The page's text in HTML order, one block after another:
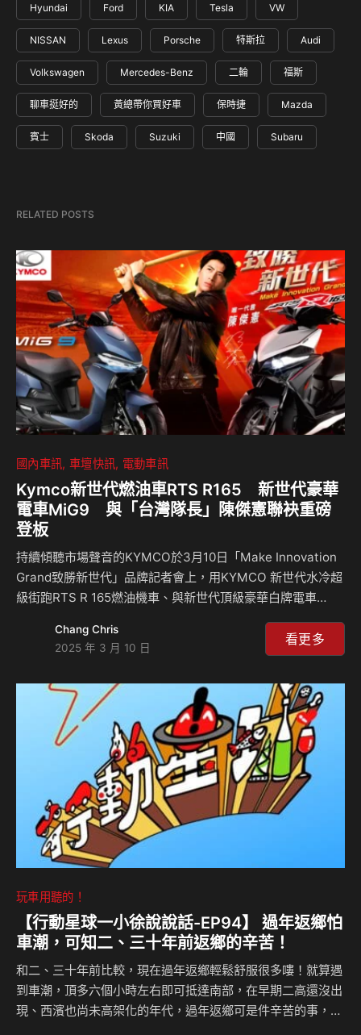
Hyundai Ford KIA Tesla VW
NISSAN Lexus Porsche 特斯拉 Audi
Volkswagen Mercedes-Benz 二輪 福斯
聊車挺好的 黃總帶你買好車 保時捷 Mazda
賓士 Skoda Suzuki 中國 Subaru
RELATED POSTS
國內車訊 車壇快訊 電動車訊
Kymco新世代燃油車RTS R165 新世代豪華
電車MiG9 與「台灣隊長」陳傑憲聯袂重磅
登板
持續傾聽市場聲音的KYMCO於3月10日「Make Innovation
Grand致勝新世代」品牌記者會上，用KYMCO 新世代水冷超
級街跑RTS R 165燃油機車、與新世代頂級豪華白牌電車
隊長」陳傑憲，以勇往直前、無懼挑戰的精神，致力重新定義
未來KYMCO「油電並重」的「致勝新世代」。 光陽集團董事
以『新世代』電車的姿態，展現KYMCO對極致性能、獨特設
計、駕馭快感的終極追求。KYMCO『致勝新世代』RTS R
165，以『新世代』油車的氣勢，引領RTS 1…
Chang Chris
2025 年 3 月 10 日
看更多
玩車用聽的！
【行動星球⼀小徐說說話-EP94】 過年返鄉怕
車潮，可知二、三十年前返鄉的辛苦！
和二、三十年前比較，現在過年返鄉輕鬆舒服很多嘍！就算遇
到車潮，頂多六個小時左右即可抵達南部，在早期二高還沒出
現、西濱也尚未高架化的年代，過年返鄉可是件辛苦的事，不